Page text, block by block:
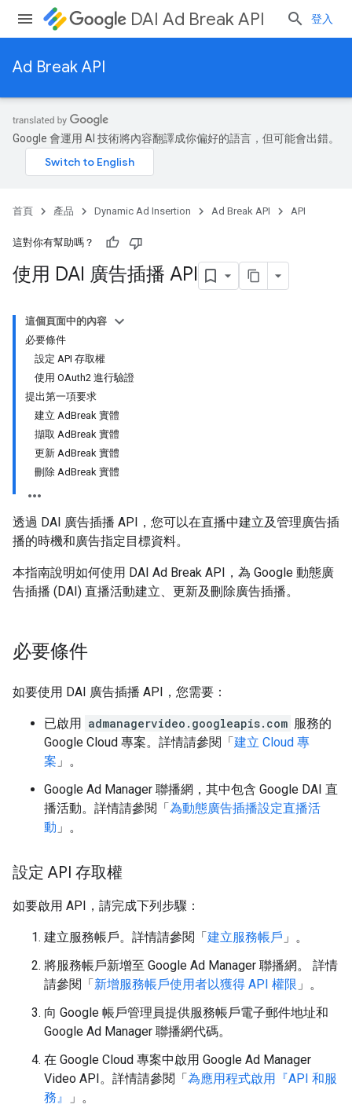
DAI Ad Break API 登入
Ad Break API
Google 會運用 AI 技術將內容翻譯成你偏好的語言，但可能會出錯。
首頁 產品 Dynamic Ad Insertion Ad Break API API
這對你有幫助嗎？
使用 DAI 廣告插播 API
這個頁面中的內容
必要條件
設定 API 存取權
使用 OAuth2 進行驗證
提出第一項要求
建立 AdBreak 實體
擷取 AdBreak 實體
更新 AdBreak 實體
刪除 AdBreak 實體
透過 DAI 廣告插播 API，您可以在直播中建立及管理廣告插
播的時機和廣告指定目標資料。
本指南說明如何使用 DAI Ad Break API，為 Google 動態廣
告插播 (DAI) 直播活動建立、更新及刪除廣告插播。
必要條件
如要使用 DAI 廣告插播 API，您需要：
已啟用 admanagervideo.googleapis.com 服務的
Google Cloud 專案。詳情請參閱「建立 Cloud 專
案 」。
Google Ad Manager 聯播網，其中包含 Google DAI 直
播活動。詳情請參閱「為動態廣告插播設定直播活
動 」。
設定 API 存取權
如要啟用 API，請完成下列步驟：
建立服務帳戶。詳情請參閱「建立服務帳戶 」。
將服務帳戶新增至 Google Ad Manager 聯播網。 詳情
請參閱「新增服務帳戶使用者以獲得 API 權限 」。
向 Google 帳戶管理員提供服務帳戶電子郵件地址和
Google Ad Manager 聯播網代碼。
在 Google Cloud 專案中啟用 Google Ad Manager
Video API。詳情請參閱「為應用程式啟用『API 和服
務』
」。